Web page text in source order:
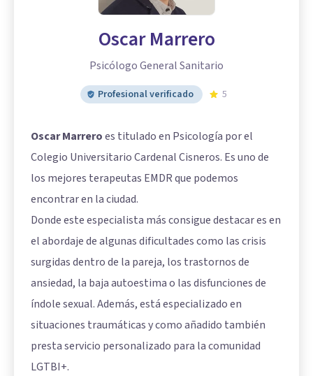
Oscar Marrero
Psicólogo General Sanitario
Profesional verificado 5
Oscar Marreroes titulado en Psicología por el
Colegio Universitario Cardenal Cisneros. Es uno de
los mejores terapeutas EMDR que podemos
encontrar en la ciudad.
Donde este especialista más consigue destacar es en
el abordaje de algunas dificultades como las crisis
surgidas dentro de la pareja, los trastornos de
ansiedad, la baja autoestima o las disfunciones de
índole sexual. Además, está especializado en
situaciones traumáticas y como añadido también
presta servicio personalizado para la comunidad
LGTBI+.